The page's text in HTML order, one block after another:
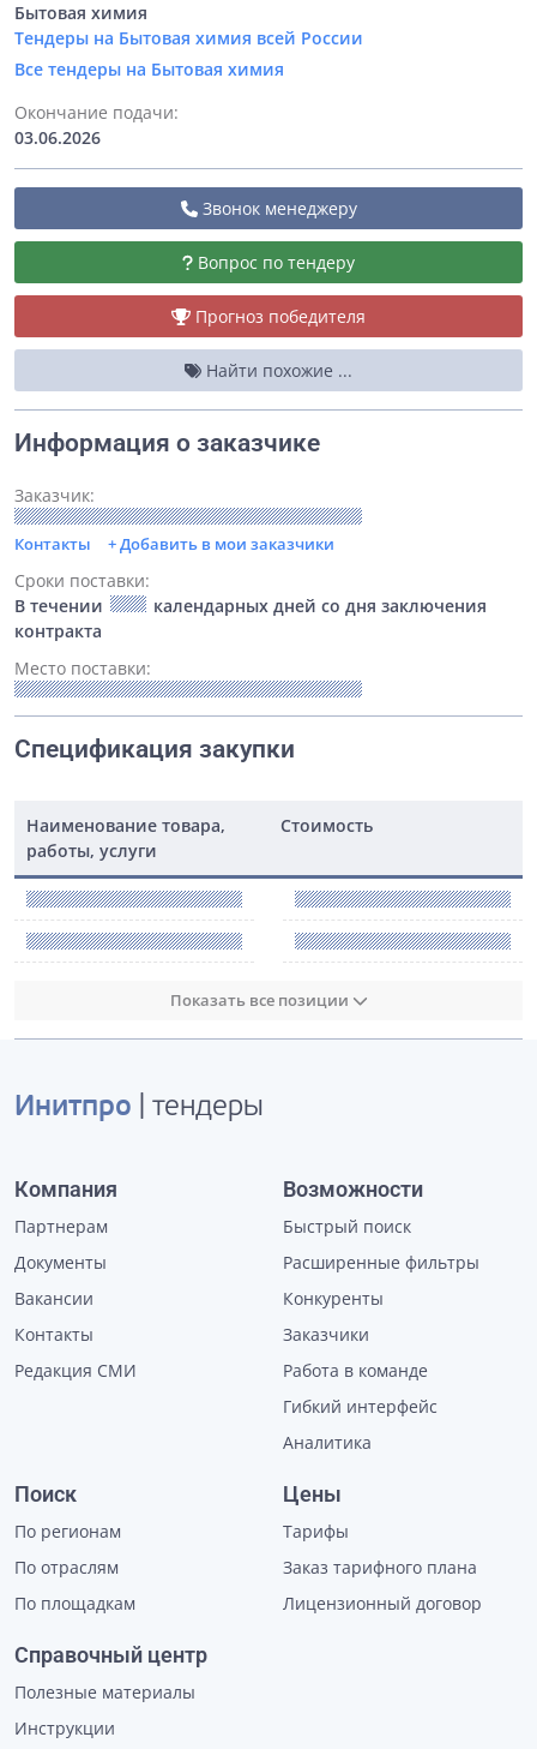
Бытовая химия
Тендеры на Бытовая химия всей России
Все тендеры на Бытовая химия
Окончание подачи:
03.06.2026
Звонок менеджеру
Вопрос по тендеру
Прогноз победителя
Найти похожие ...
Информация о заказчике
Заказчик:
Контакты + Добавить в мои заказчики
Сроки поставки:
В течении
календарных дней со дня заключения
контракта
Место поставки:
Спецификация закупки
Наименование товара,
работы, услуги
Стоимость
Показать все позиции
Инитпро | тендеры
Компания
Партнерам
Документы
Вакансии
Контакты
Редакция СМИ
Возможности
Быстрый поиск
Расширенные фильтры
Конкуренты
Заказчики
Работа в команде
Гибкий интерфейс
Аналитика
Поиск
По регионам
По отраслям
По площадкам
Цены
Тарифы
Заказ тарифного плана
Лицензионный договор
Справочный центр
Полезные материалы
Инструкции